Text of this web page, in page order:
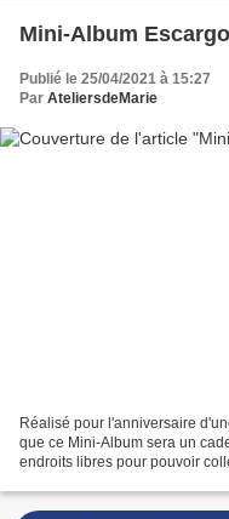
Mini-Album
Publié le 25/04/2021 à 15:27
Par AteliersdeMarie
Réalisé pour l'anniversaire
que ce Mini-Album sera un
endroits libres pour pouvoir